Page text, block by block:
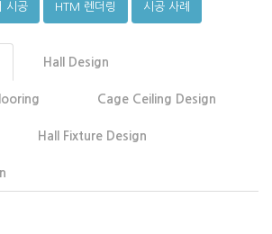
시공 HTM 렌더링 시공 사례
Hall Design
Cage Ceiling Design
Hall Fixture Design